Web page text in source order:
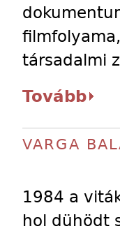
társadalmi
Tovább
VARGA
1984 a
hol dühödt